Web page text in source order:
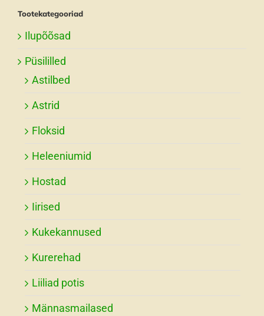
Tootekategooriad
Ilupõõsad
Püsililled
Astilbed
Astrid
Floksid
Heleeniumid
Hostad
Iirised
Kukekannused
Kurerehad
Liiliad potis
Männasmailased